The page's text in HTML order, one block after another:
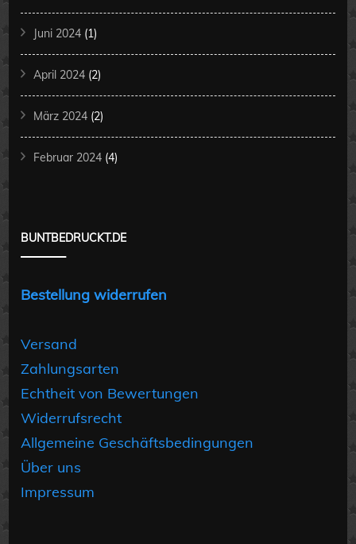
Juni 2024 (1)
April 2024 (2)
März 2024 (2)
Februar 2024 (4)
BUNTBEDRUCKT.DE
Bestellung widerrufen
Versand
Zahlungsarten
Echtheit von Bewertungen
Widerrufsrecht
Allgemeine Geschäftsbedingungen
Über uns
Impressum